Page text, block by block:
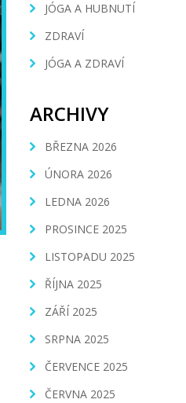
JÓGA A HUBNUTÍ
ZDRAVÍ
JÓGA A ZDRAVÍ
ARCHIVY
BŘEZNA 2026
ÚNORA 2026
LEDNA 2026
PROSINCE 2025
LISTOPADU 2025
ŘÍJNA 2025
ZÁŘÍ 2025
SRPNA 2025
ČERVENCE 2025
ČERVNA 2025